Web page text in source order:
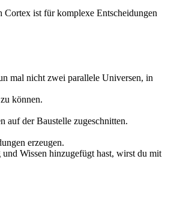
Cortex ist für komplexe Entscheidungen
mal nicht zwei parallele Universen, in
können.
auf der Baustelle zugeschnitten.
erzeugen.
Wissen hinzugefügt hast, wirst du mit